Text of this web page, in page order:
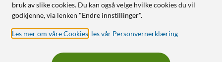
bruk av slike cookies. Du kan også velge hvilke cookies du vil
godkjenne, via lenken "Endre innstillinger".
Les mer om våre Cookies les vår Personvernerklæring